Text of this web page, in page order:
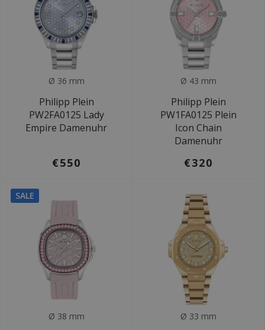
Ø 36 mm
Philipp Plein
PW2FA0125 Lady
Empire Damenuhr
€550
Ø 43 mm
Philipp Plein
PW1FA0125 Plein
Icon Chain
Damenuhr
€320
SALE
Ø 38 mm Ø 33 mm